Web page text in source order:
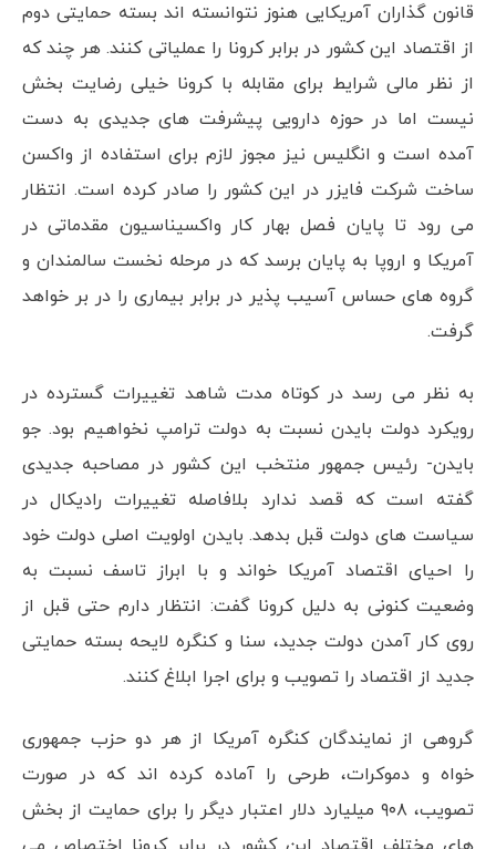
قانون گذاران آمریکایی هنوز نتوانسته اند بسته حمایتی دوم
از اقتصاد این کشور در برابر کرونا را عملیاتی کنند. هر چند که
از نظر مالی شرایط برای مقابله با کرونا خیلی رضایت بخش
نیست اما در حوزه دارویی پیشرفت های جدیدی به دست
آمده است و انگلیس نیز مجوز لازم برای استفاده از واکسن
ساخت شرکت فایزر در این کشور را صادر کرده است. انتظار
می رود تا پایان فصل بهار کار واکسیناسیون مقدماتی در
آمریکا و اروپا به پایان برسد که در مرحله نخست سالمندان و
گروه های حساس آسیب پذیر در برابر بیماری را در بر خواهد
گرفت.
به نظر می رسد در کوتاه مدت شاهد تغییرات گسترده در
رویکرد دولت بایدن نسبت به دولت ترامپ نخواهیم بود. جو
بایدن- رئیس جمهور منتخب این کشور در مصاحبه جدیدی
گفته است که قصد ندارد بلافاصله تغییرات رادیکال در
سیاست های دولت قبل بدهد. بایدن اولویت اصلی دولت خود
را احیای اقتصاد آمریکا خواند و با ابراز تاسف نسبت به
وضعیت کنونی به دلیل کرونا گفت: انتظار دارم حتی قبل از
روی کار آمدن دولت جدید، سنا و کنگره لایحه بسته حمایتی
جدید از اقتصاد را تصویب و برای اجرا ابلاغ کنند.
گروهی از نمایندگان کنگره آمریکا از هر دو حزب جمهوری
خواه و دموکرات، طرحی را آماده کرده اند که در صورت
تصویب، ۹۰۸ میلیارد دلار اعتبار دیگر را برای حمایت از بخش